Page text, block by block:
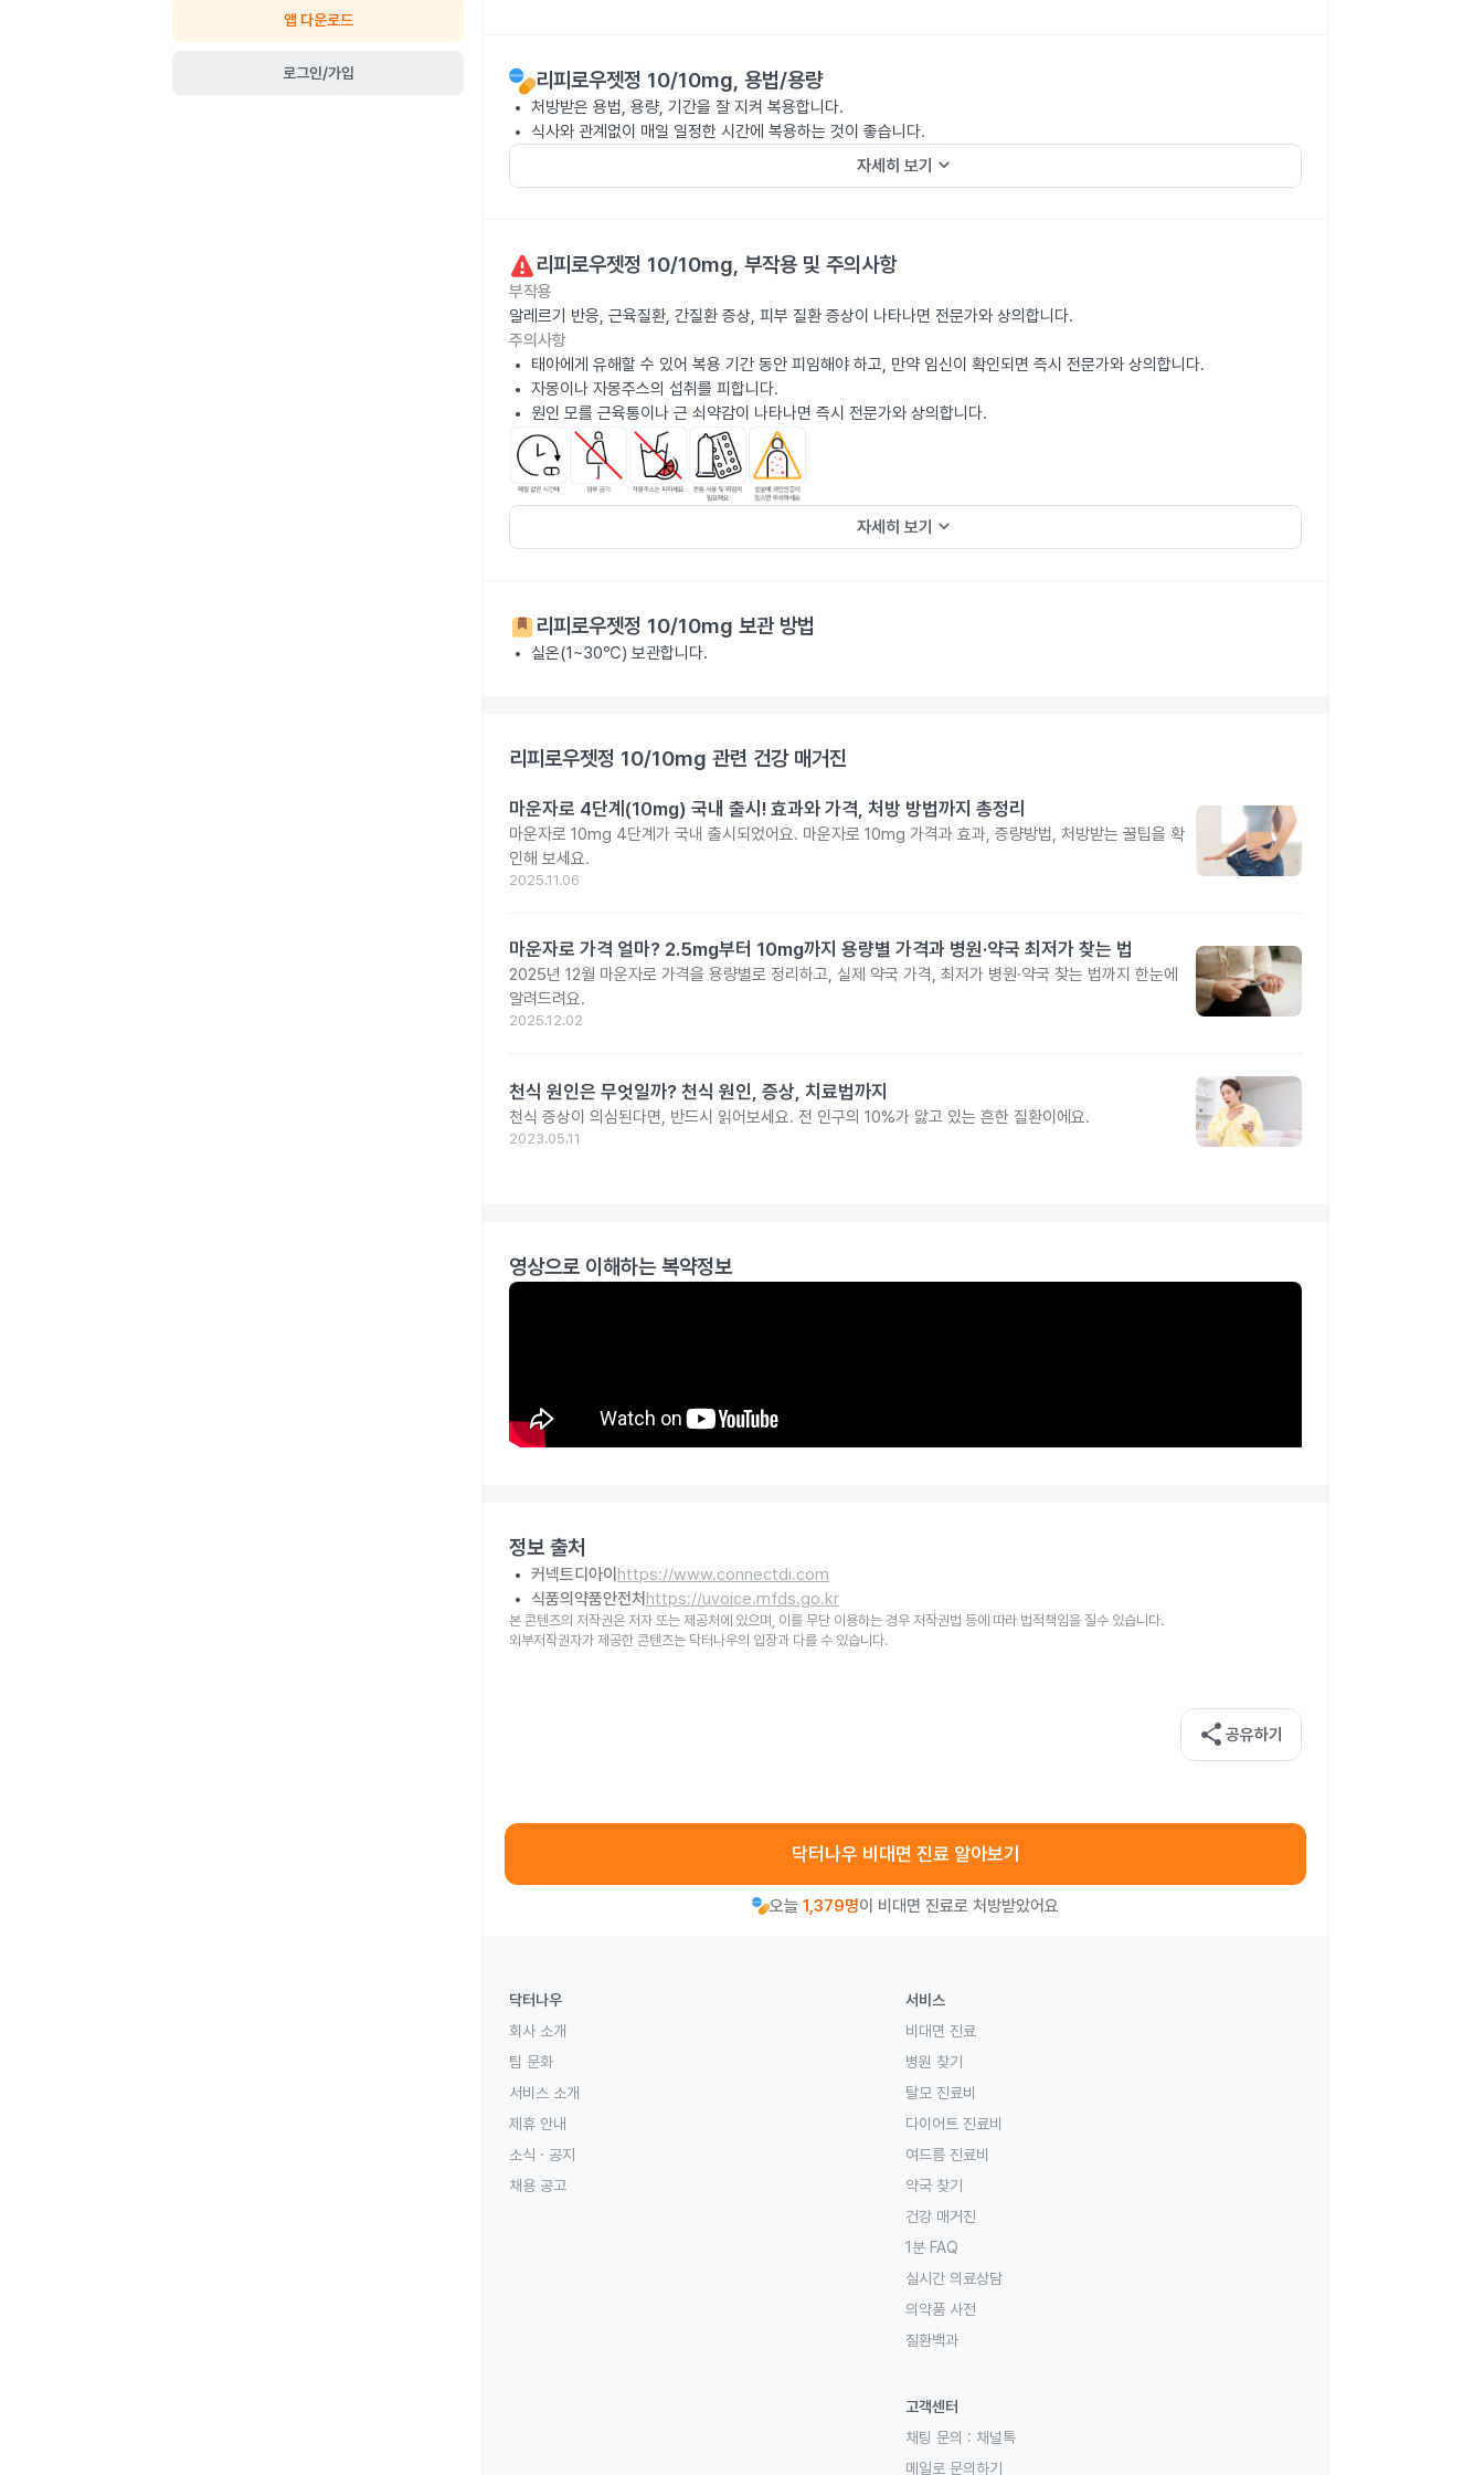
앱 다운로드
로그인/가입 리피로우젯정 10/10mg, 용법/용량
처방받은 용법, 용량, 기간을 잘 지켜 복용합니다.
식사와 관계없이 매일 일정한 시간에 복용하는 것이 좋습니다.
자세히 보기 keyboard_arrow_down
리피로우젯정 10/10mg, 부작용 및 주의사항
부작용
알레르기 반응, 근육질환, 간질환 증상, 피부 질환 증상이 나타나면 전문가와 상의합니다.
주의사항
태아에게 유해할 수 있어 복용 기간 동안 피임해야 하고, 만약 임신이 확인되면 즉시 전문가와 상의합니다.
자몽이나 자몽주스의 섭취를 피합니다.
원인 모를 근육통이나 근 쇠약감이 나타나면 즉시 전문가와 상의합니다.
자세히 보기 keyboard_arrow_down
리피로우젯정 10/10mg 보관 방법
실온(1~30℃) 보관합니다.
리피로우젯정 10/10mg 관련 건강 매거진
마운자로 4단계(10mg) 국내 출시! 효과와 가격, 처방 방법까지 총정리
마운자로 10mg 4단계가 국내 출시되었어요. 마운자로 10mg 가격과 효과, 증량방법, 처방받는 꿀팁을 확
인해 보세요.
2025.11.06
마운자로 가격 얼마? 2.5mg부터 10mg까지 용량별 가격과 병원·약국 최저가 찾는 법
2025년 12월 마운자로 가격을 용량별로 정리하고, 실제 약국 가격, 최저가 병원·약국 찾는 법까지 한눈에
알려드려요.
2025.12.02
천식 원인은 무엇일까? 천식 원인, 증상, 치료법까지
천식 증상이 의심된다면, 반드시 읽어보세요. 전 인구의 10%가 앓고 있는 흔한 질환이에요.
2023.05.11
영상으로 이해하는 복약정보
정보 출처
커넥트디아이 https://www.connectdi.com
식품의약품안전처 https://uvoice.mfds.go.kr
본 콘텐츠의 저작권은 저자 또는 제공처에 있으며, 이를 무단 이용하는 경우 저작권법 등에 따라 법적책임을 질수 있습니다.
외부저작권자가 제공한 콘텐츠는 닥터나우의 입장과 다를 수 있습니다.
share 공유하기
닥터나우 비대면 진료 알아보기
오늘 1,379명이 비대면 진료로 처방받았어요
닥터나우
회사 소개
팀 문화
서비스 소개
제휴 안내
소식 · 공지
채용 공고
서비스
비대면 진료
병원 찾기
탈모 진료비
다이어트 진료비
여드름 진료비
약국 찾기
건강 매거진
1분 FAQ
실시간 의료상담
의약품 사전
질환백과
고객센터
채팅 문의 : 채널톡
메일로 문의하기